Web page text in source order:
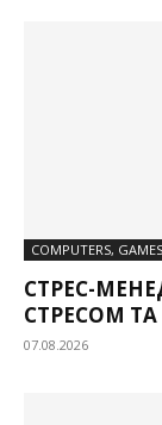
COMPUTERS, GAMES
СТРЕС-
СТРЕСОМ
07.08.2026